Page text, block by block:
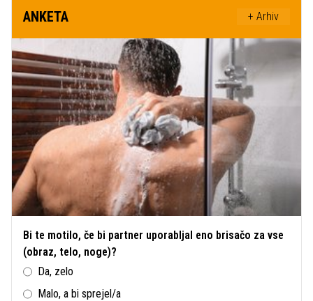
ANKETA + Arhiv
Bi te motilo, če bi partner uporabljal eno brisačo za vse
(obraz, telo, noge)?
Da, zelo
Malo, a bi sprejel/a